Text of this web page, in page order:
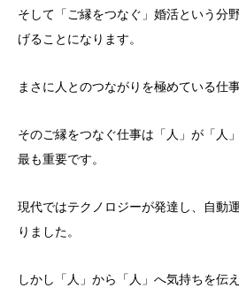
そして「ご縁をつなぐ」婚活という分
げることになります。
まさに人とのつながりを極めている仕事
そのご縁をつなぐ仕事は「人」が「人
最も重要です。
現代ではテクノロジーが発達し、自動
りました。
しかし「人」から「人」へ気持ちを伝